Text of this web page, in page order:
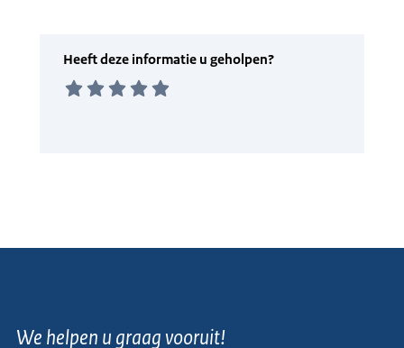
We helpen u graag vooruit!